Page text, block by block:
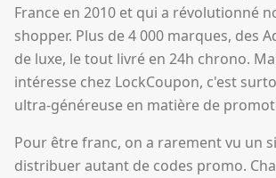
France en 2010 et qui a révolutionné
shopper. Plus de 4 000 marques, des
de luxe, le tout livré en 24h chrono.
intéresse chez LockCoupon, c'est
ultra-généreuse en matière de
Pour être franc, on a rarement vu un
distribuer autant de codes promo.